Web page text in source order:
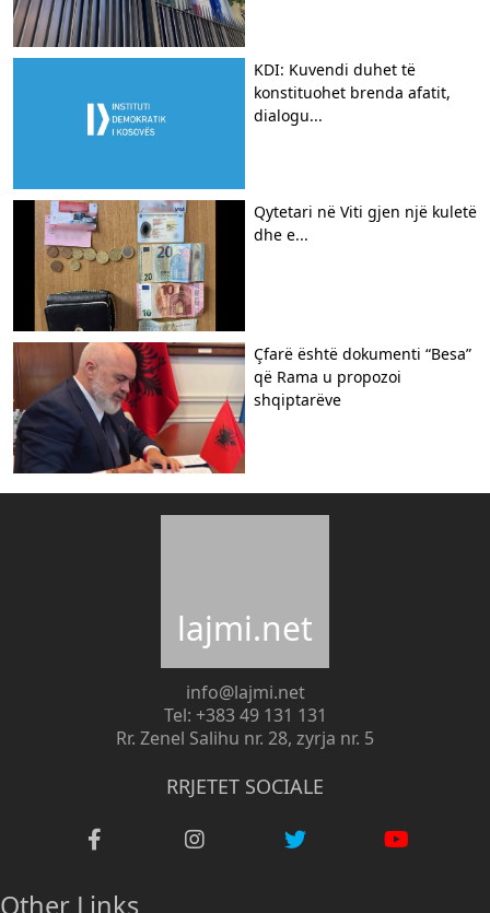
KDI: Kuvendi duhet të
konstituohet brenda afatit,
dialogu...
Qytetari në Viti gjen një kuletë
dhe e...
Çfarë është dokumenti “Besa”
që Rama u propozoi
shqiptarëve
lajmi.net
info@lajmi.net
Tel: +383 49 131 131
Rr. Zenel Salihu nr. 28, zyrja nr. 5
RRJETET SOCIALE
Other Links